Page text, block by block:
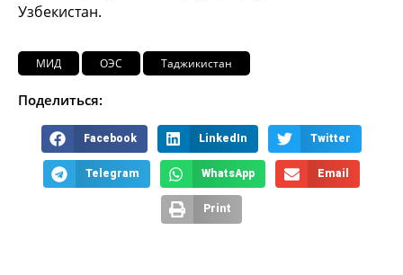
Узбекистан.
МИД ОЭС Таджикистан
Поделиться:
Facebook LinkedIn Twitter
Telegram WhatsApp Email
Print